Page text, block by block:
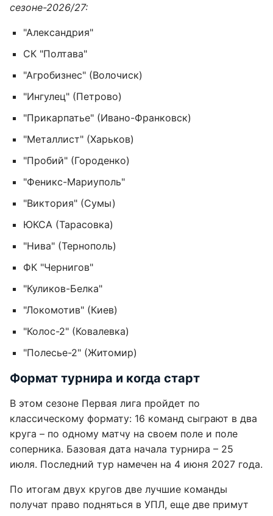
сезоне-2026/27:
"Александрия"
СК "Полтава"
"Агробизнес" (Волочиск)
"Ингулец" (Петрово)
"Прикарпатье" (Ивано-Франковск)
"Металлист" (Харьков)
"Пробий" (Городенко)
"Феникс-Мариуполь"
"Виктория" (Сумы)
ЮКСА (Тарасовка)
"Нива" (Тернополь)
ФК "Чернигов"
"Куликов-Белка"
"Локомотив" (Киев)
"Колос-2" (Ковалевка)
"Полесье-2" (Житомир)
Формат турнира и когда старт
В этом сезоне Первая лига пройдет по
классическому формату: 16 команд сыграют в два
круга – по одному матчу на своем поле и поле
соперника. Базовая дата начала турнира – 25
июля. Последний тур намечен на 4 июня 2027 года.
По итогам двух кругов две лучшие команды
получат право подняться в УПЛ, еще две примут